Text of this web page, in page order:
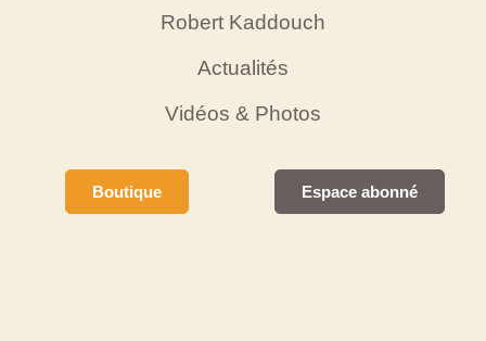
Robert Kaddouch
Actualités
Vidéos & Photos
Boutique Espace abonné